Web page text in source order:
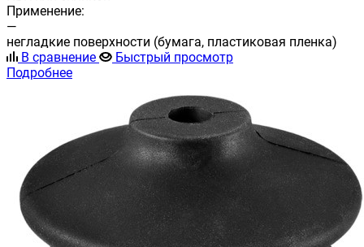
Применение:
—
негладкие поверхности (бумага, пластиковая пленка)
В сравнение
Быстрый просмотр
Подробнее